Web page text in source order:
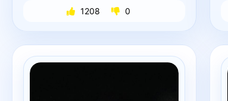
1208 0